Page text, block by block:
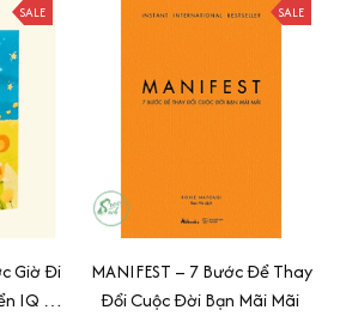
SALE
Giờ Đi
IQ Và
SALE
MANIFEST – 7 Bước Để Thay
Đổi Cuộc Đời Bạn Mãi Mãi